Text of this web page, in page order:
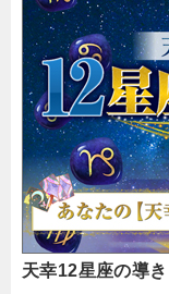
天幸12星座の導き